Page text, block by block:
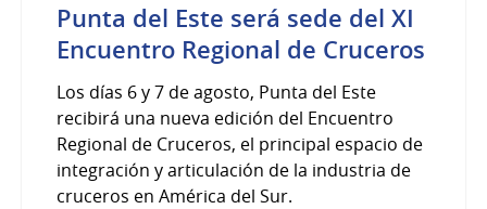
Punta del Este será sede del XI
Encuentro Regional de Cruceros
Los días 6 y 7 de agosto, Punta del Este
recibirá una nueva edición del Encuentro
Regional de Cruceros, el principal espacio de
integración y articulación de la industria de
cruceros en América del Sur.